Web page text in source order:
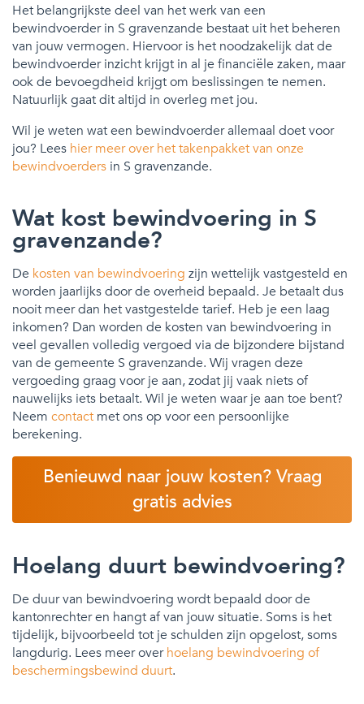
Het belangrijkste deel van het werk van een
bewindvoerder in S gravenzande bestaat uit het beheren
van jouw vermogen. Hiervoor is het noodzakelijk dat de
bewindvoerder inzicht krijgt in al je financiële zaken, maar
ook de bevoegdheid krijgt om beslissingen te nemen.
Natuurlijk gaat dit altijd in overleg met jou.
Wil je weten wat een bewindvoerder allemaal doet voor
jou? Lees hier meer over het takenpakket van onze
bewindvoerders in S gravenzande.
Wat kost bewindvoering in S
gravenzande?
De kosten van bewindvoering zijn wettelijk vastgesteld en
worden jaarlijks door de overheid bepaald. Je betaalt dus
nooit meer dan het vastgestelde tarief. Heb je een laag
inkomen? Dan worden de kosten van bewindvoering in
veel gevallen volledig vergoed via de bijzondere bijstand
van de gemeente S gravenzande. Wij vragen deze
vergoeding graag voor je aan, zodat jij vaak niets of
nauwelijks iets betaalt. Wil je weten waar je aan toe bent?
Neem contact met ons op voor een persoonlijke
berekening.
Benieuwd naar jouw kosten? Vraag
gratis advies
Hoelang duurt bewindvoering?
De duur van bewindvoering wordt bepaald door de
kantonrechter en hangt af van jouw situatie. Soms is het
tijdelijk, bijvoorbeeld tot je schulden zijn opgelost, soms
langdurig. Lees meer overhoelang bewindvoering of
beschermingsbewind duurt.